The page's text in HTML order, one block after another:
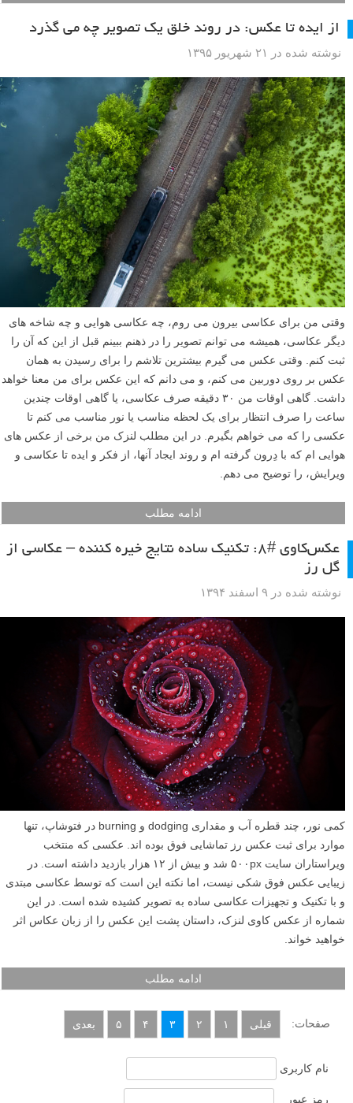
از ایده تا عکس: در روند خلق یک تصویر چه می گذرد
نوشته شده در ۲۱ شهریور ۱۳۹۵
وقتی من برای عکاسی بیرون می روم، چه عکاسی هوایی و چه شاخه های
دیگر عکاسی، همیشه می توانم تصویر را در ذهنم ببینم قبل از این که آن را
ثبت کنم. وقتی عکس می گیرم بیشترین تلاشم را برای رسیدن به همان
عکس بر روی دوربین می کنم، و می دانم که این عکس برای من معنا خواهد
داشت. گاهی اوقات من ۳۰ دقیقه صرف عکاسی، یا گاهی اوقات چندین
ساعت را صرف انتظار برای یک لحظه مناسب یا نور مناسب می کنم تا
عکسی را که می خواهم بگیرم. در این مطلب لنزک من برخی از عکس های
هوایی ام که با دِرون گرفته ام و روند ایجاد آنها، از فکر و ایده تا عکاسی و
ویرایش، را توضیح می دهم.
ادامه مطلب
عکس‌کاوی #۸: تکنیک ساده نتایج خیره کننده – عکاسی از
گل رز
نوشته شده در ۹ اسفند ۱۳۹۴
کمی نور، چند قطره آب و مقداری dodging و burning در فتوشاپ، تنها
موارد برای ثبت عکس رز تماشایی فوق بوده اند. عکسی که منتخب
ویراستاران سایت ۵۰۰px شد و بیش از ۱۲ هزار بازدید داشته است. در
زیبایی عکس فوق شکی نیست، اما نکته این است که توسط عکاسی مبتدی
و با تکنیک و تجهیزات عکاسی ساده به تصویر کشیده شده است. در این
شماره از عکس کاوی لنزک، داستان پشت این عکس را از زبان عکاس اثر
خواهید خواند.
ادامه مطلب
صفحات: قبلی ۱ ۲ ۳ ۴ ۵ بعدی
نام کاربری
رمز عبور